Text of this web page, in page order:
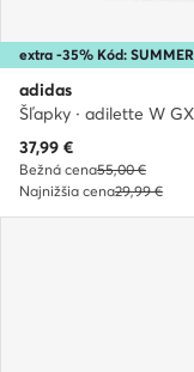
extra -35% Kód: SUMMER
adidas
Aktuálna cena
37,99 €
Bežná cena55,00 €
Najnižšia cena29,99 €